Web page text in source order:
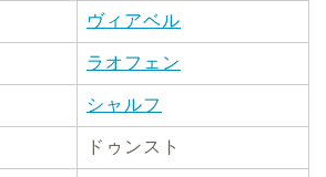
ヴィアベル
ラオフェン
シャルフ
ドゥンスト